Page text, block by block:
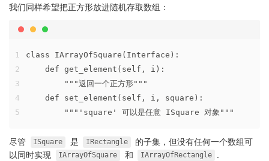
我们同样希望把正方形放进随机存取数组：
1
2
3
4
5
class IArrayOfSquare(Interface):
    def get_element(self, i):
        """返回一个正方形"""
    def set_element(self, i, square):
        """'square' 可以是任意 ISquare 对象"""
尽管 ISquare 是 IRectangle
的子集，但没有任何一个数组可
以同时实现
IArrayOfSquare 和 IArrayOfRectangle
.